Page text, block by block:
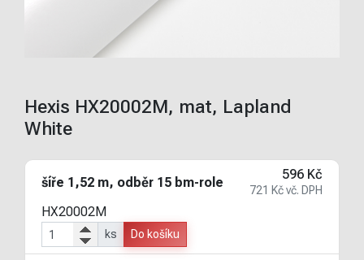
Hexis HX20002M, mat, Lapland
White
šíře 1,52 m, odběr 15 bm-role
596 Kč
721 Kč vč. DPH
HX20002M
ks Do košíku